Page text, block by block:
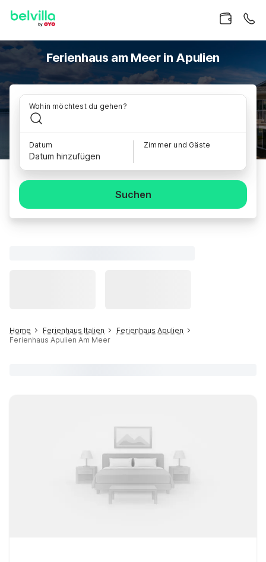
Ferienhaus am Meer in Apulien
Wohin möchtest du gehen?
Datum
Datum hinzufügen
Zimmer und Gäste
Suchen
Home Ferienhaus Italien
Ferienhaus Apulien
Ferienhaus Apulien Am Meer